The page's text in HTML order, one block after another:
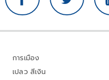
การเมือง
เปลว สีเงิน